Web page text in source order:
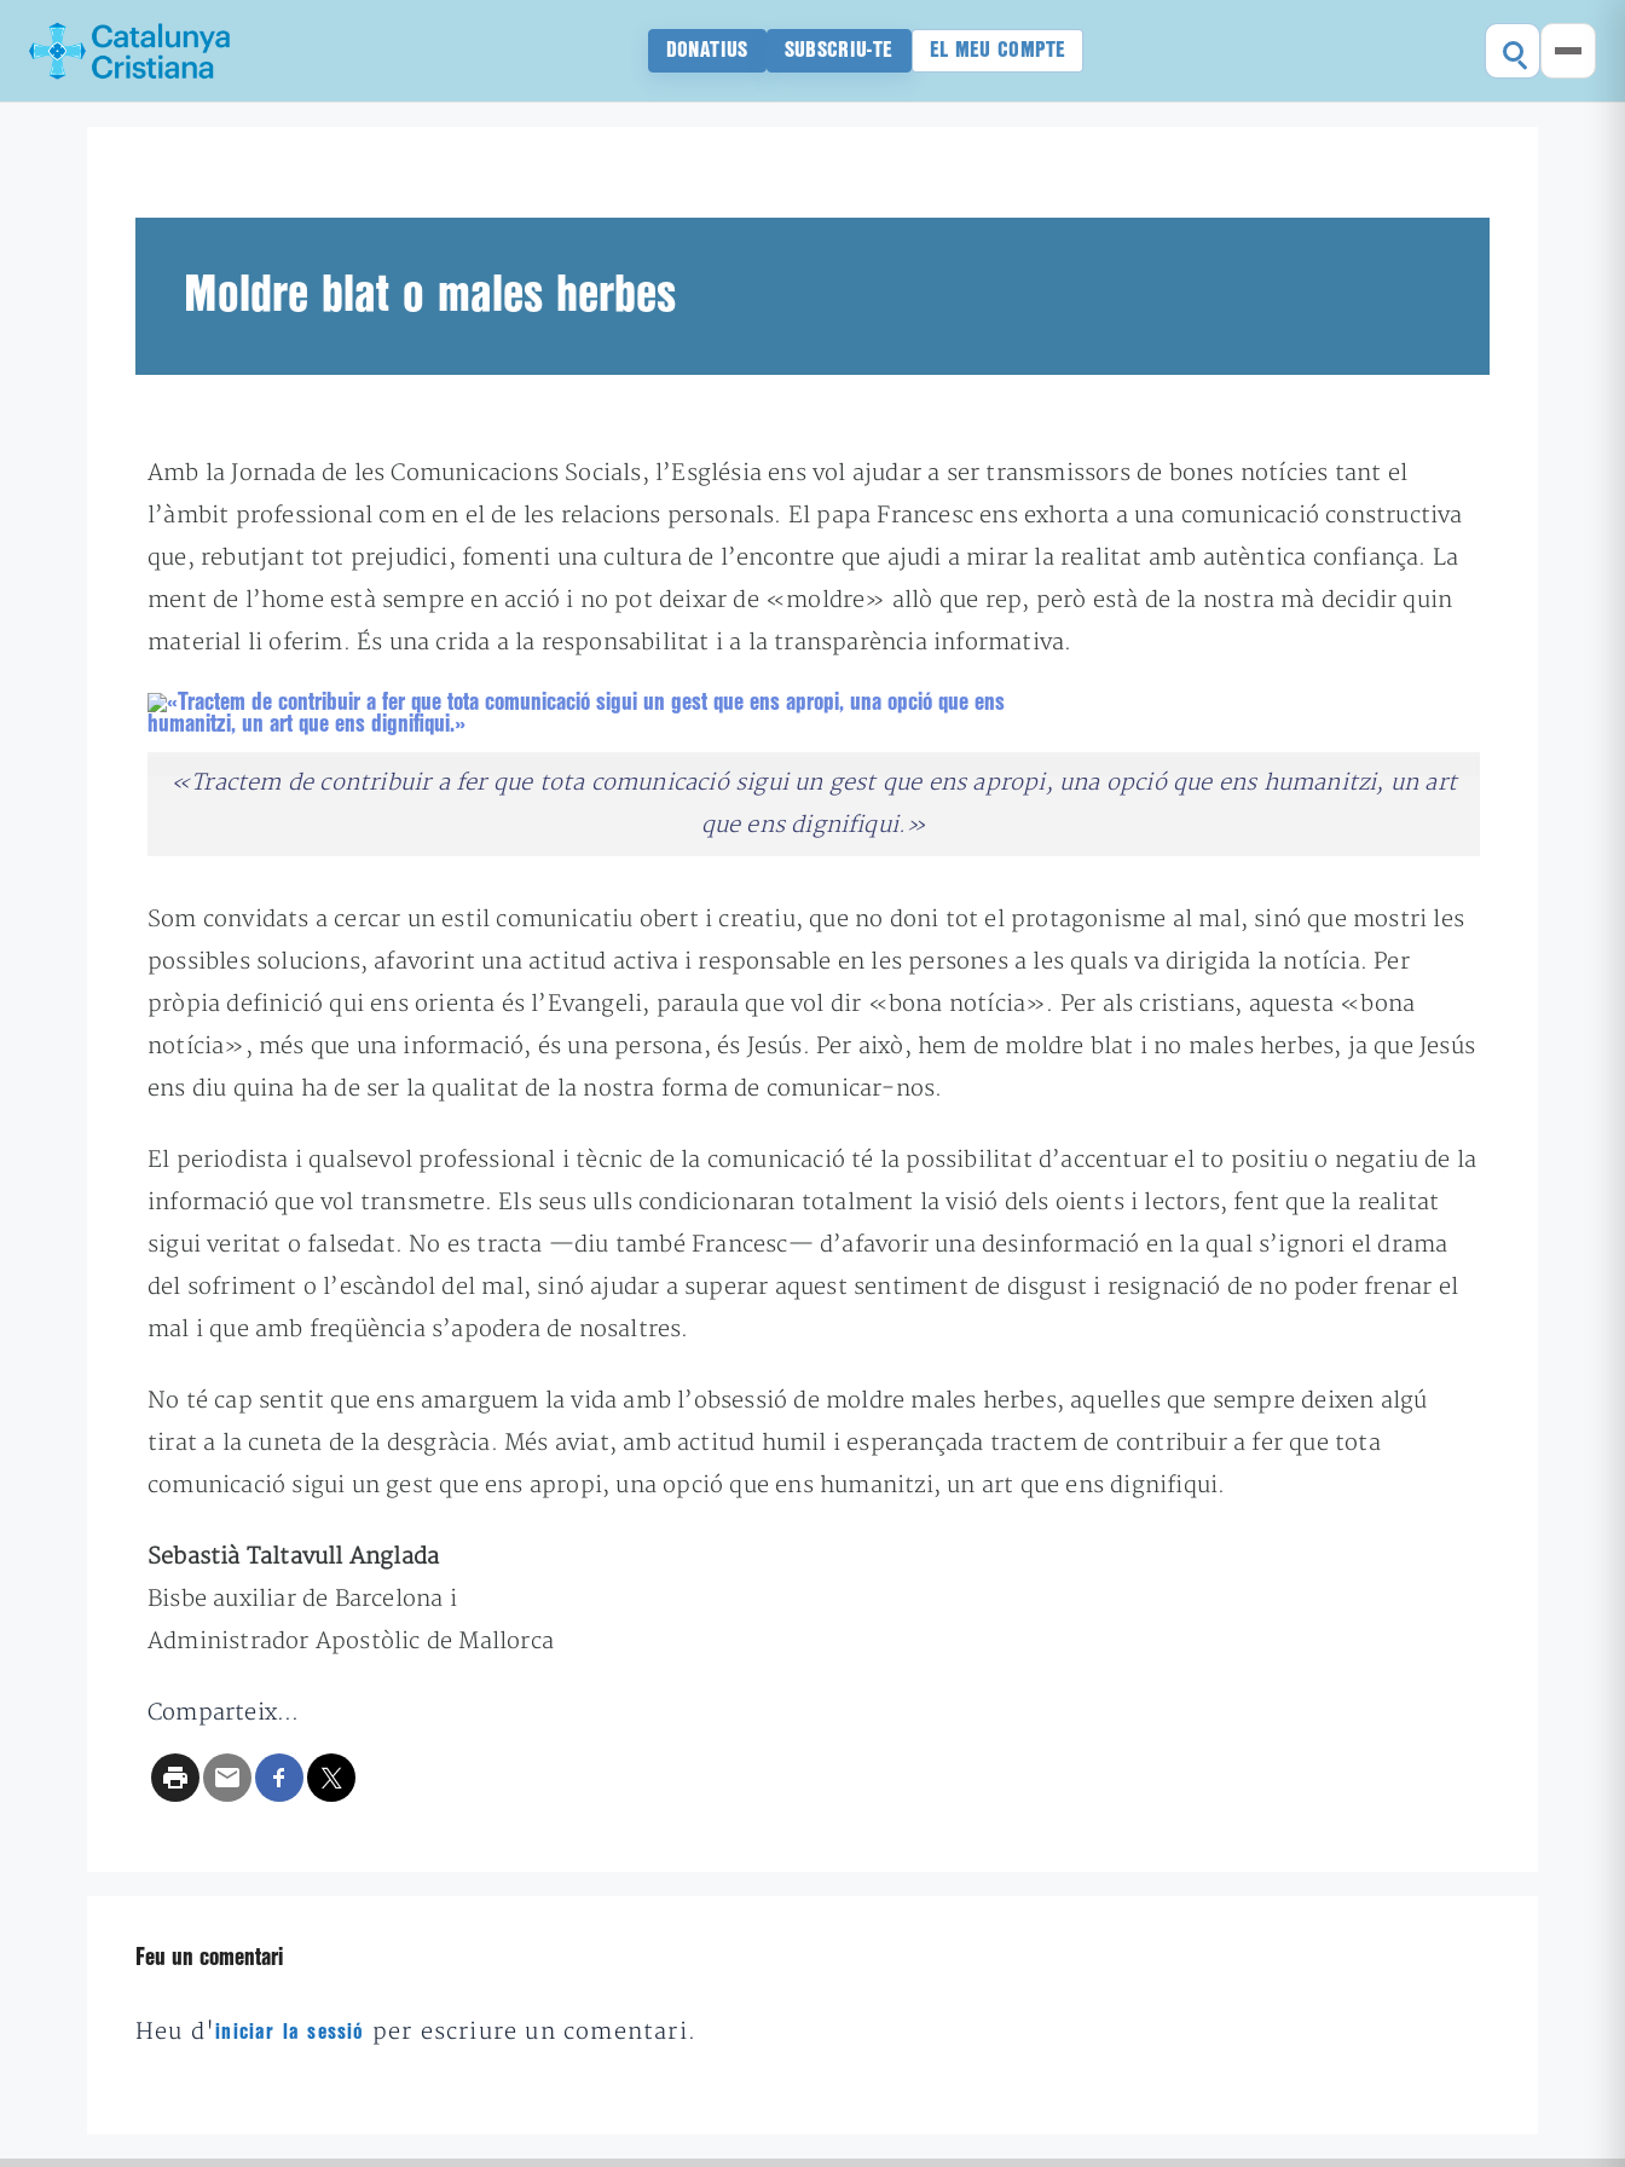
DONATIUS SUBSCRIU-TE EL MEU COMPTE
Moldre blat o males herbes
Amb la Jornada de les Comunicacions Socials, l’Església ens vol ajudar a ser transmissors de bones notícies tant el
l’àmbit professional com en el de les relacions personals. El papa Francesc ens exhorta a una comunicació constructiva
que, rebutjant tot prejudici, fomenti una cultura de l’encontre que ajudi a mirar la realitat amb autèntica confiança. La
ment de l’home està sempre en acció i no pot deixar de «moldre» allò que rep, però està de la nostra mà decidir quin
material li oferim. És una crida a la responsabilitat i a la transparència informativa.
«Tractem de contribuir a fer que tota comunicació sigui un gest que ens apropi, una opció que ens humanitzi, un art
que ens dignifiqui.»
Som convidats a cercar un estil comunicatiu obert i creatiu, que no doni tot el protagonisme al mal, sinó que mostri les
possibles solucions, afavorint una actitud activa i responsable en les persones a les quals va dirigida la notícia. Per
pròpia definició qui ens orienta és l’Evangeli, paraula que vol dir «bona notícia». Per als cristians, aquesta «bona
notícia», més que una informació, és una persona, és Jesús. Per això, hem de moldre blat i no males herbes, ja que Jesús
ens diu quina ha de ser la qualitat de la nostra forma de comunicar-nos.
El periodista i qualsevol professional i tècnic de la comunicació té la possibilitat d’accentuar el to positiu o negatiu de la
informació que vol transmetre. Els seus ulls condicionaran totalment la visió dels oients i lectors, fent que la realitat
sigui veritat o falsedat. No es tracta —diu també Francesc— d’afavorir una desinformació en la qual s’ignori el drama
del sofriment o l’escàndol del mal, sinó ajudar a superar aquest sentiment de disgust i resignació de no poder frenar el
mal i que amb freqüència s’apodera de nosaltres.
No té cap sentit que ens amarguem la vida amb l’obsessió de moldre males herbes, aquelles que sempre deixen algú
tirat a la cuneta de la desgràcia. Més aviat, amb actitud humil i esperançada tractem de contribuir a fer que tota
comunicació sigui un gest que ens apropi, una opció que ens humanitzi, un art que ens dignifiqui.
Sebastià Taltavull Anglada
Bisbe auxiliar de Barcelona i
Administrador Apostòlic de Mallorca
Comparteix...
Feu un comentari
Heu d'iniciar la sessió per escriure un comentari.